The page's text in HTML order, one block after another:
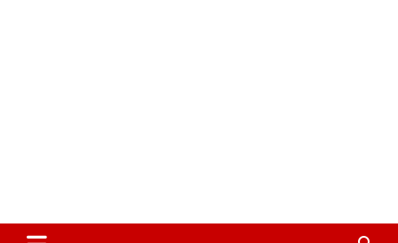
Corbett Halchal (कॉर्बेट हलचल)